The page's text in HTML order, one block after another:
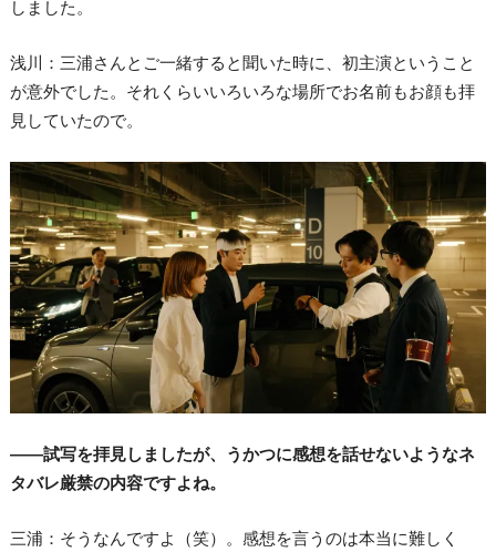
しました。
浅川：三浦さんとご一緒すると聞いた時に、初主演ということ
が意外でした。それくらいいろいろな場所でお名前もお顔も拝
見していたので。
――試写を拝見しましたが、うかつに感想を話せないようなネ
タバレ厳禁の内容ですよね。
三浦：そうなんですよ（笑）。感想を言うのは本当に難しく